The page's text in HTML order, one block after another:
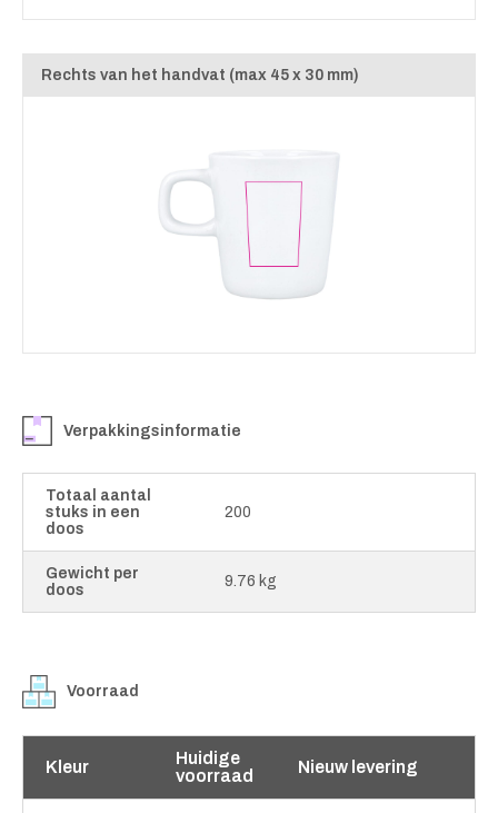
Rechts van het handvat (max 45 x 30 mm)
Verpakkingsinformatie
Totaal aantal
stuks in een
doos
200
Gewicht per
doos
9.76 kg
Voorraad
Kleur
Huidige
voorraad
Nieuw levering